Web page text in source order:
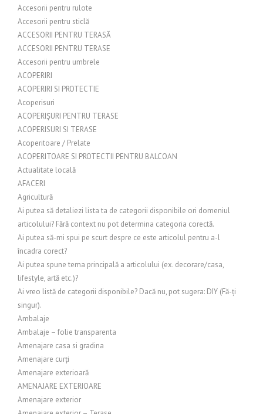
Accesorii pentru rulote
Accesorii pentru sticlă
ACCESORII PENTRU TERASĂ
ACCESORII PENTRU TERASE
Accesorii pentru umbrele
ACOPERIRI
ACOPERIRI SI PROTECTIE
Acoperisuri
ACOPERIȘURI PENTRU TERASE
ACOPERISURI SI TERASE
Acoperitoare / Prelate
ACOPERITOARE SI PROTECTII PENTRU BALCOAN
Actualitate locală
AFACERI
Agricultură
Ai putea să detaliezi lista ta de categorii disponibile ori domeniul
articolului? Fără context nu pot determina categoria corectă.
Ai putea să-mi spui pe scurt despre ce este articolul pentru a-l
încadra corect?
Ai putea spune tema principală a articolului (ex. decorare/casa,
lifestyle, artă etc.)?
Ai vreo listă de categorii disponibile? Dacă nu, pot sugera: DIY (Fă-ți
singur).
Ambalaje
Ambalaje – folie transparenta
Amenajare casa si gradina
Amenajare curți
Amenajare exterioară
AMENAJARE EXTERIOARE
Amenajare exterior